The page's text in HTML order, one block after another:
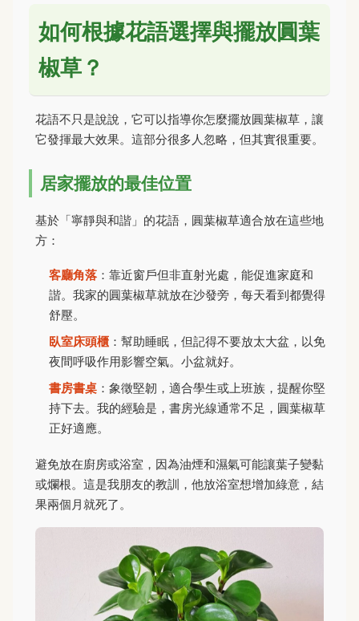
如何根據花語選擇與擺放圓葉
椒草？
花語不只是說說，它可以指導你怎麼擺放圓葉椒草，讓
它發揮最大效果。這部分很多人忽略，但其實很重要。
居家擺放的最佳位置
基於「寧靜與和諧」的花語，圓葉椒草適合放在這些地
方：
客廳角落 ：靠近窗戶但非直射光處，能促進家庭和
諧。我家的圓葉椒草就放在沙發旁，每天看到都覺得
舒壓。
臥室床頭櫃 ：幫助睡眠，但記得不要放太大盆，以免
夜間呼吸作用影響空氣。小盆就好。
書房書桌 ：象徵堅韌，適合學生或上班族，提醒你堅
持下去。我的經驗是，書房光線通常不足，圓葉椒草
正好適應。
避免放在廚房或浴室，因為油煙和濕氣可能讓葉子變黏
或爛根。這是我朋友的教訓，他放浴室想增加綠意，結
果兩個月就死了。